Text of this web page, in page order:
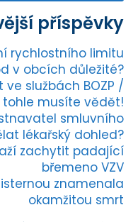
příspěvky
rychlostního limitu
v obcích důležité?
službách BOZP /
tohle musíte vědět!
smluvního
lékařský dohled?
zachytit padající
břemeno VZV
znamenala
okamžitou smrt